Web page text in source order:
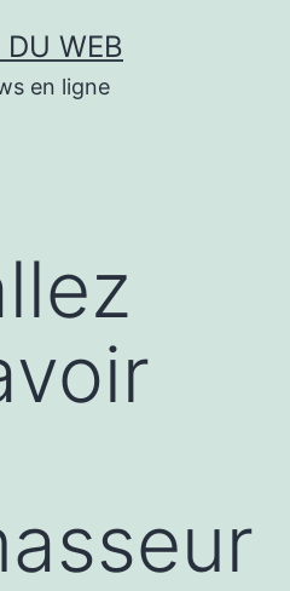
DU WEB
en ligne